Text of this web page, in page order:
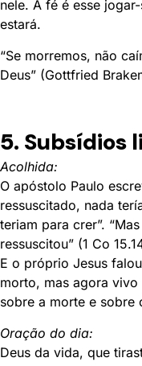
nele. A fé é esse
estará.
“Se morremos, não
Deus” (Gottfried
5. Subsídios
Acolhida:
O apóstolo Paulo
ressuscitado, nada
teriam para crer”.
ressuscitou” (1 Co
E o próprio Jesus
morto, mas agora
sobre a morte e sobre
Oração do dia:
Deus da vida, que